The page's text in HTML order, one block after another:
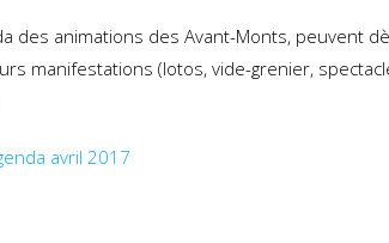
des animations des Avant-Monts, peuvent
manifestations (lotos, vide-grenier,
avril 2017